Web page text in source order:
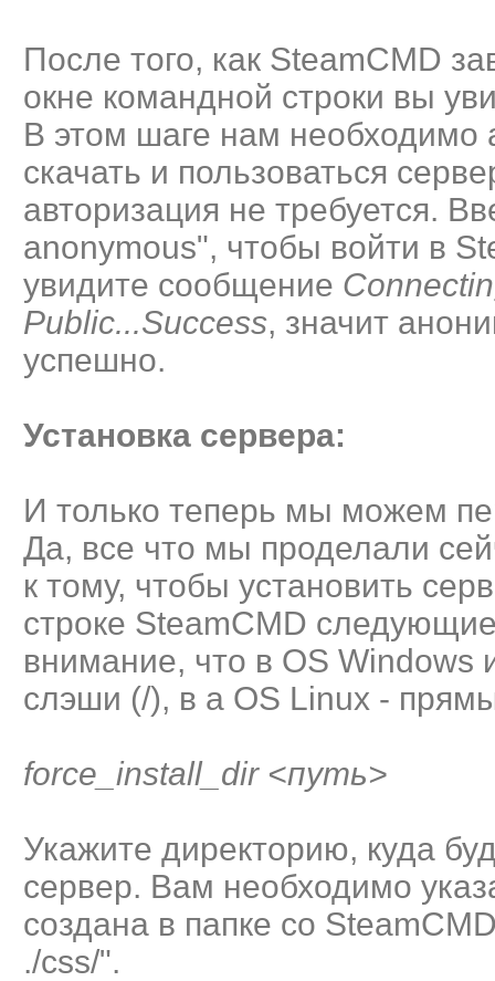
После того, как SteamCMD
окне командной строки вы
В этом шаге нам необходимо
скачать и пользоваться
авторизация не требуется.
anonymous", чтобы войти в
увидите сообщение
Public...Success, значит
успешно.
Установка сервера:
И только теперь мы можем
Да, все что мы проделали
к тому, чтобы установить
строке SteamCMD
внимание, что в OS Windows
слэши (/), в а OS Linux -
force_install_dir <путь>
Укажите директорию, куда
сервер. Вам необходимо
создана в папке со
./css/".